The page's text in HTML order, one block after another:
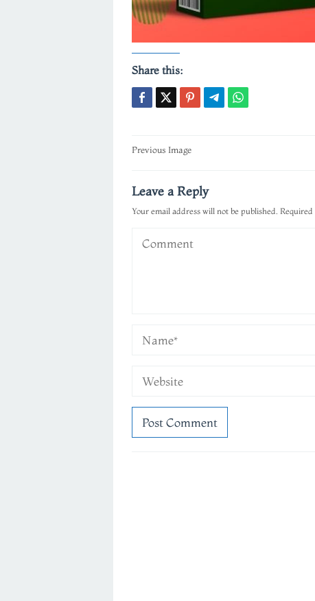
Share this:
Post
Previous Image
Leave a Reply
Your email address will not be published.